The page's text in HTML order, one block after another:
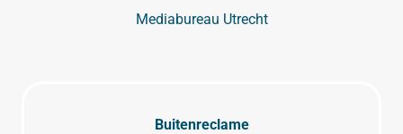
Mediabureau Utrecht
Buitenreclame